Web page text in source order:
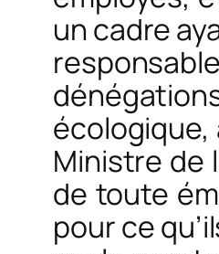
un cadre
écologique,
Ministre de
de toute
pour ce